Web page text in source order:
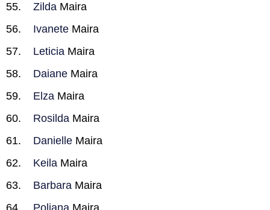
Zilda Maira
Ivanete Maira
Leticia Maira
Daiane Maira
Elza Maira
Rosilda Maira
Danielle Maira
Keila Maira
Barbara Maira
Poliana Maira